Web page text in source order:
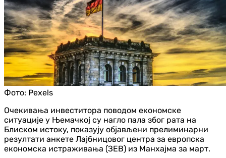
Фото: Pexels
Очекивања инвеститора поводом економске
ситуације у Њемачкој су нагло пала због рата на
Блиском истоку, показују објављени прелиминарни
резултати анкете Лајбницовог центра за европска
економска истраживања (ЗЕВ) из Манхајма за март.